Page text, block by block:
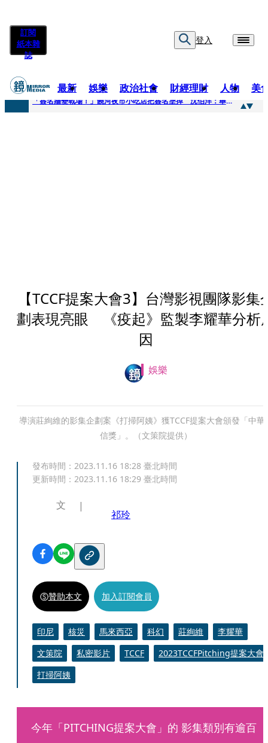
訂閱
紙本雜
誌
登入
最新 娛樂 政治社會 財經理財 人物 美
快訊
「簽名牆變戰場！」饒河夜市小吃店把簽名塗掉 沈伯洋：舉雙手贊成
【TCCF提案大會3】台灣影視團隊影集
劃表現亮眼 《疫起》監製李耀華分析
因
娛樂
導演莊絢維的影集企劃案《打掃阿姨》獲TCCF提案大會頒發「中華
信獎」。（文策院提供）
發布時間： 2023.11.16 18:28 臺北時間
更新時間： 2023.11.16 18:29 臺北時間
文
祁玲
贊助本文 加入訂閱會員
印尼 核災 馬來西亞 科幻 莊絢維
李耀華
文策院
私密影片 TCCF
2023TCCFPitching提案大會
打掃阿姨
今年「PITCHING提案大會」的 影集類別有逾百